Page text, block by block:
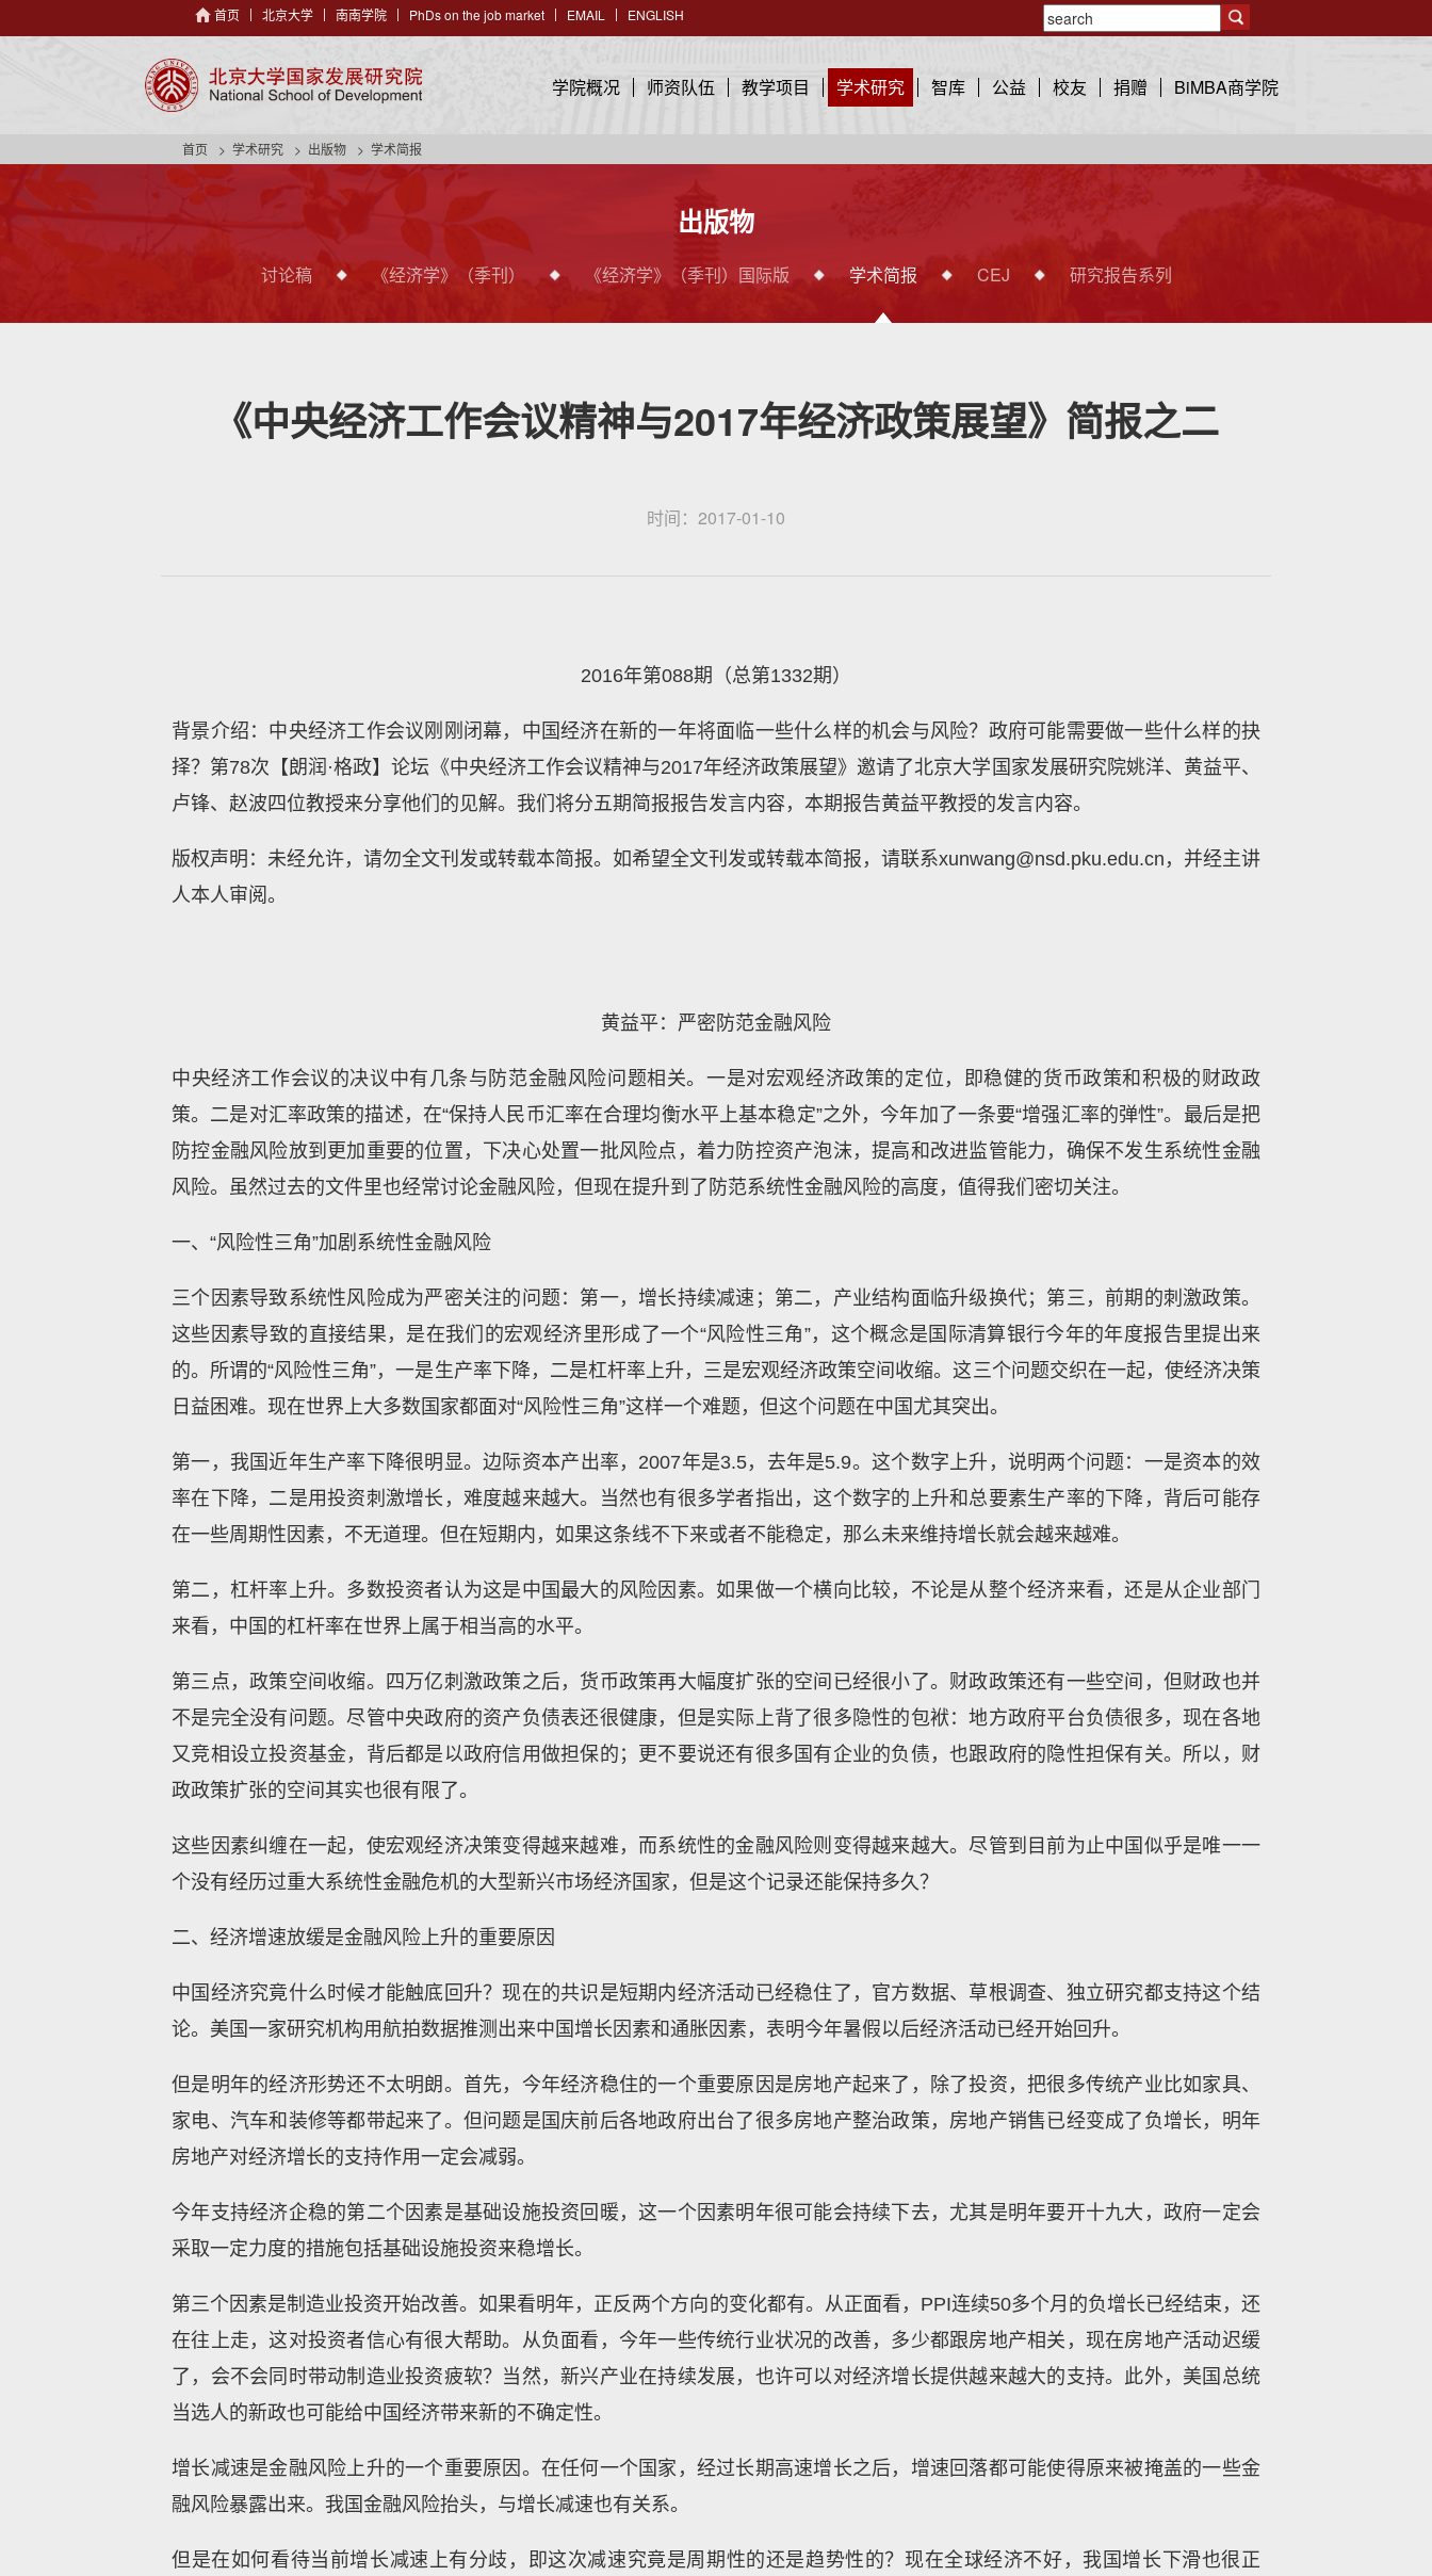
首页 北京大学 南南学院 PhDs on the job market EMAIL ENGLISH
学院概况 师资队伍 教学项目 学术研究 智库 公益 校友 捐赠 BiMBA商学院
首页 学术研究 出版物 学术简报
出版物
讨论稿 《经济学》（季刊） 《经济学》（季刊）国际版 学术简报 CEJ 研究报告系列
《中央经济工作会议精神与2017年经济政策展望》简报之二
时间：2017-01-10
2016年第088期（总第1332期）
背景介绍：中央经济工作会议刚刚闭幕，中国经济在新的一年将面临一些什么样的机会与风险？政府可能需要做一些什么样的抉
择？第78次【朗润·格政】论坛《中央经济工作会议精神与2017年经济政策展望》邀请了北京大学国家发展研究院姚洋、黄益平、
卢锋、赵波四位教授来分享他们的见解。我们将分五期简报报告发言内容，本期报告黄益平教授的发言内容。
版权声明：未经允许，请勿全文刊发或转载本简报。如希望全文刊发或转载本简报，请联系xunwang@nsd.pku.edu.cn，并经主讲
人本人审阅。
黄益平：严密防范金融风险
中央经济工作会议的决议中有几条与防范金融风险问题相关。一是对宏观经济政策的定位，即稳健的货币政策和积极的财政政
策。二是对汇率政策的描述，在“保持人民币汇率在合理均衡水平上基本稳定”之外，今年加了一条要“增强汇率的弹性”。最后是把
防控金融风险放到更加重要的位置，下决心处置一批风险点，着力防控资产泡沫，提高和改进监管能力，确保不发生系统性金融
风险。虽然过去的文件里也经常讨论金融风险，但现在提升到了防范系统性金融风险的高度，值得我们密切关注。
一、“风险性三角”加剧系统性金融风险
三个因素导致系统性风险成为严密关注的问题：第一，增长持续减速；第二，产业结构面临升级换代；第三，前期的刺激政策。
这些因素导致的直接结果，是在我们的宏观经济里形成了一个“风险性三角”，这个概念是国际清算银行今年的年度报告里提出来
的。所谓的“风险性三角”，一是生产率下降，二是杠杆率上升，三是宏观经济政策空间收缩。这三个问题交织在一起，使经济决策
日益困难。现在世界上大多数国家都面对“风险性三角”这样一个难题，但这个问题在中国尤其突出。
第一，我国近年生产率下降很明显。边际资本产出率，2007年是3.5，去年是5.9。这个数字上升，说明两个问题：一是资本的效
率在下降，二是用投资刺激增长，难度越来越大。当然也有很多学者指出，这个数字的上升和总要素生产率的下降，背后可能存
在一些周期性因素，不无道理。但在短期内，如果这条线不下来或者不能稳定，那么未来维持增长就会越来越难。
第二，杠杆率上升。多数投资者认为这是中国最大的风险因素。如果做一个横向比较，不论是从整个经济来看，还是从企业部门
来看，中国的杠杆率在世界上属于相当高的水平。
第三点，政策空间收缩。四万亿刺激政策之后，货币政策再大幅度扩张的空间已经很小了。财政政策还有一些空间，但财政也并
不是完全没有问题。尽管中央政府的资产负债表还很健康，但是实际上背了很多隐性的包袱：地方政府平台负债很多，现在各地
又竞相设立投资基金，背后都是以政府信用做担保的；更不要说还有很多国有企业的负债，也跟政府的隐性担保有关。所以，财
政政策扩张的空间其实也很有限了。
这些因素纠缠在一起，使宏观经济决策变得越来越难，而系统性的金融风险则变得越来越大。尽管到目前为止中国似乎是唯一一
个没有经历过重大系统性金融危机的大型新兴市场经济国家，但是这个记录还能保持多久？
二、经济增速放缓是金融风险上升的重要原因
中国经济究竟什么时候才能触底回升？现在的共识是短期内经济活动已经稳住了，官方数据、草根调查、独立研究都支持这个结
论。美国一家研究机构用航拍数据推测出来中国增长因素和通胀因素，表明今年暑假以后经济活动已经开始回升。
但是明年的经济形势还不太明朗。首先，今年经济稳住的一个重要原因是房地产起来了，除了投资，把很多传统产业比如家具、
家电、汽车和装修等都带起来了。但问题是国庆前后各地政府出台了很多房地产整治政策，房地产销售已经变成了负增长，明年
房地产对经济增长的支持作用一定会减弱。
今年支持经济企稳的第二个因素是基础设施投资回暖，这一个因素明年很可能会持续下去，尤其是明年要开十九大，政府一定会
采取一定力度的措施包括基础设施投资来稳增长。
第三个因素是制造业投资开始改善。如果看明年，正反两个方向的变化都有。从正面看，PPI连续50多个月的负增长已经结束，还
在往上走，这对投资者信心有很大帮助。从负面看，今年一些传统行业状况的改善，多少都跟房地产相关，现在房地产活动迟缓
了，会不会同时带动制造业投资疲软？当然，新兴产业在持续发展，也许可以对经济增长提供越来越大的支持。此外，美国总统
当选人的新政也可能给中国经济带来新的不确定性。
增长减速是金融风险上升的一个重要原因。在任何一个国家，经过长期高速增长之后，增速回落都可能使得原来被掩盖的一些金
融风险暴露出来。我国金融风险抬头，与增长减速也有关系。
但是在如何看待当前增长减速上有分歧，即这次减速究竟是周期性的还是趋势性的？现在全球经济不好，我国增长下滑也很正